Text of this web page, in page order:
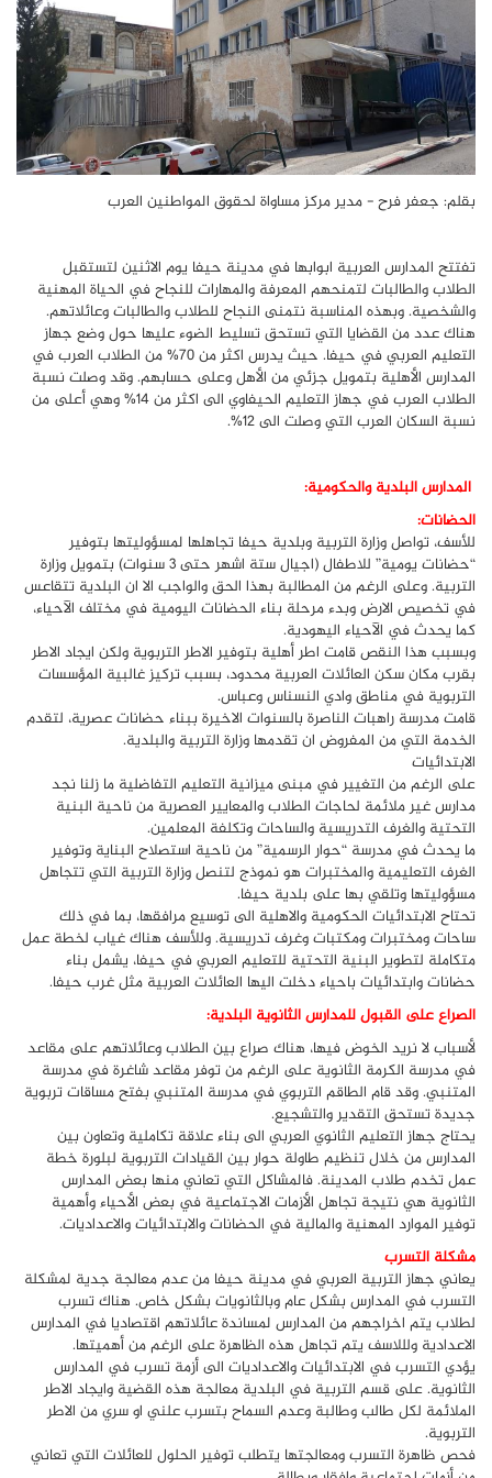
بقلم: جعفر فرح - مدير مركز مساواة لحقوق المواطنين العرب
تفتتح المدارس العربية ابوابها في مدينة حيفا يوم الاثنين لتستقبل
الطلاب والطالبات لتمنحهم المعرفة والمهارات للنجاح في الحياة المهنية
والشخصية. وبهذه المناسبة نتمنى النجاح للطلاب والطالبات وعائلاتهم.
هناك عدد من القضايا التي تستحق تسليط الضوء عليها حول وضع جهاز
التعليم العربي في حيفا. حيث يدرس اكثر من 70% من الطلاب العرب في
المدارس الأهلية بتمويل جزئي من الأهل وعلى حسابهم. وقد وصلت نسبة
الطلاب العرب في جهاز التعليم الحيفاوي الى اكثر من 14% وهي أعلى من
نسبة السكان العرب التي وصلت الى 12%.
المدارس البلدية والحكومية:
الحضانات:
للأسف، تواصل وزارة التربية وبلدية حيفا تجاهلها لمسؤوليتها بتوفير
“حضانات يومية” للاطفال (اجيال ستة اشهر حتى 3 سنوات) بتمويل وزارة
التربية. وعلى الرغم من المطالبة بهذا الحق والواجب الا ان البلدية تتقاعس
في تخصيص الارض وبدء مرحلة بناء الحضانات اليومية في مختلف الآحياء،
كما يحدث في الآحياء اليهودية.
وبسبب هذا النقص قامت اطر أهلية بتوفير الاطر التربوية ولكن ايجاد الاطر
بقرب مكان سكن العائلات العربية محدود، بسبب تركيز غالبية المؤسسات
التربوية في مناطق وادي النسناس وعباس.
قامت مدرسة راهبات الناصرة بالسنوات الاخيرة ببناء حضانات عصرية، لتقدم
الخدمة التي من المفروض ان تقدمها وزارة التربية والبلدية.
الابتدائيات
على الرغم من التغيير في مبنى ميزانية التعليم التفاضلية ما زلنا نجد
مدارس غير ملائمة لحاجات الطلاب والمعايير العصرية من ناحية البنية
التحتية والغرف التدريسية والساحات وتكلفة المعلمين.
ما يحدث في مدرسة “حوار الرسمية” من ناحية استصلاح البناية وتوفير
الغرف التعليمية والمختبرات هو نموذج لتنصل وزارة التربية التي تتجاهل
مسؤوليتها وتلقي بها على بلدية حيفا.
تحتاح الابتدائيات الحكومية والاهلية الى توسيع مرافقها، بما في ذلك
ساحات ومختبرات ومكتبات وغرف تدريسية. وللأسف هناك غياب لخطة عمل
متكاملة لتطوير البنية التحتية للتعليم العربي في حيفا، يشمل بناء
حضانات وابتدائيات باحياء دخلت اليها العائلات العربية مثل غرب حيفا.
الصراع على القبول للمدارس الثانوية البلدية:
لأسباب لا نريد الخوض فيها، هناك صراع بين الطلاب وعائلاتهم على مقاعد
في مدرسة الكرمة الثانوية على الرغم من توفر مقاعد شاغرة في مدرسة
المتنبي. وقد قام الطاقم التربوي في مدرسة المتنبي بفتح مساقات تربوية
جديدة تستحق التقدير والتشجيع.
يحتاج جهاز التعليم الثانوي العربي الى بناء علاقة تكاملية وتعاون بين
المدارس من خلال تنظيم طاولة حوار بين القيادات التربوية لبلورة خطة
عمل تخدم طلاب المدينة. فالمشاكل التي تعاني منها بعض المدارس
الثانوية هي نتيجة تجاهل الأزمات الاجتماعية في بعض الأحياء وأهمية
توفير الموارد المهنية والمالية في الحضانات والابتدائيات والاعداديات.
مشكلة التسرب
يعاني جهاز التربية العربي في مدينة حيفا من عدم معالجة جدية لمشكلة
التسرب في المدارس بشكل عام وبالثانويات بشكل خاص. هناك تسرب
لطلاب يتم اخراجهم من المدارس لمساندة عائلاتهم اقتصاديا في المدارس
الاعدادية ولللاسف يتم تجاهل هذه الظاهرة على الرغم من أهميتها.
يؤدي التسرب في الابتدائيات والاعداديات الى أزمة تسرب في المدارس
الثانوية. على قسم التربية في البلدية معالجة هذه القضية وايجاد الاطر
الملائمة لكل طالب وطالبة وعدم السماح بتسرب علني او سري من الاطر
التربوية.
فحص ظاهرة التسرب ومعالجتها يتطلب توفير الحلول للعائلات التي تعاني